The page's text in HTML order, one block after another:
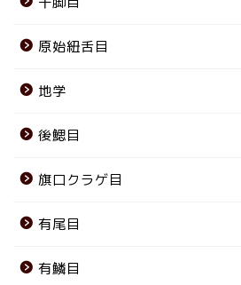
原始紐舌目
地学
後鰓目
旗口クラゲ目
有尾目
有鱗目